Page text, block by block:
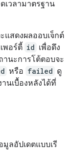
เวลามาตรฐาน
แสดงผลออบเจ็กต์
พอร์ตี้ id เพื่อดึง
นะการโต้ตอบจะ
หรือ failed ดู
นเบื้องหลังได้ที่
มูลอัปเดตแบบเรี